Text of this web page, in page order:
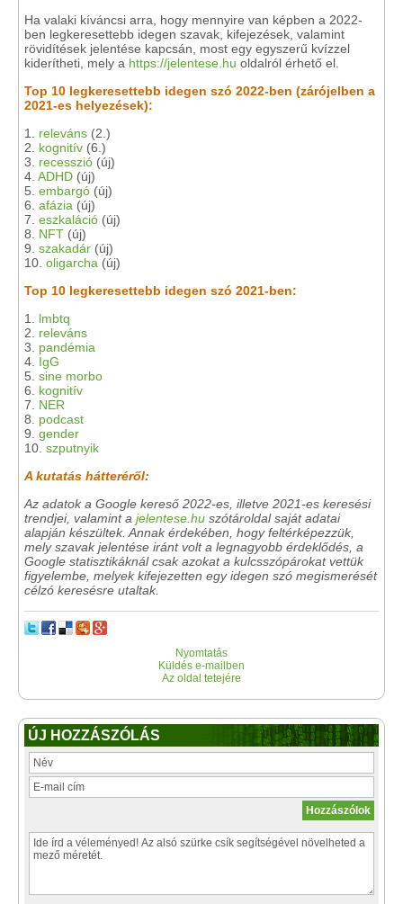
Ha valaki kíváncsi arra, hogy mennyire van képben a 2022-
ben legkeresettebb idegen szavak, kifejezések, valamint
rövidítések jelentése kapcsán, most egy egyszerű kvízzel
kiderítheti, mely a https://jelentese.hu oldalról érhető el.
Top 10 legkeresettebb idegen szó 2022-ben (zárójelben a
2021-es helyezések):
1. releváns (2.)
2. kognitív (6.)
3. recesszió (új)
4. ADHD (új)
5. embargó (új)
6. afázia (új)
7. eszkaláció (új)
8. NFT (új)
9. szakadár (új)
10. oligarcha (új)
Top 10 legkeresettebb idegen szó 2021-ben:
1. lmbtq
2. releváns
3. pandémia
4. IgG
5. sine morbo
6. kognitív
7. NER
8. podcast
9. gender
10. szputnyik
A kutatás hátteréről:
Az adatok a Google kereső 2022-es, illetve 2021-es keresési
trendjei, valamint a jelentese.hu szótároldal saját adatai
alapján készültek. Annak érdekében, hogy feltérképezzük,
mely szavak jelentése iránt volt a legnagyobb érdeklődés, a
Google statisztikáknál csak azokat a kulcsszópárokat vettük
figyelembe, melyek kifejezetten egy idegen szó megismerését
célzó keresésre utaltak.
Nyomtatás
Küldés e-mailben
Az oldal tetejére
ÚJ HOZZÁSZÓLÁS